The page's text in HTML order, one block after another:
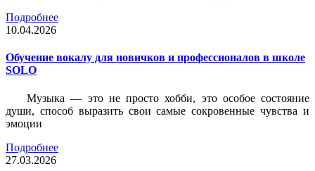
Подробнее
10.04.2026
Обучение вокалу для новичков и профессионалов в школе
SOLO
Музыка — это не просто хобби, это особое состояние
души, способ выразить свои самые сокровенные чувства и
эмоции
Подробнее
27.03.2026